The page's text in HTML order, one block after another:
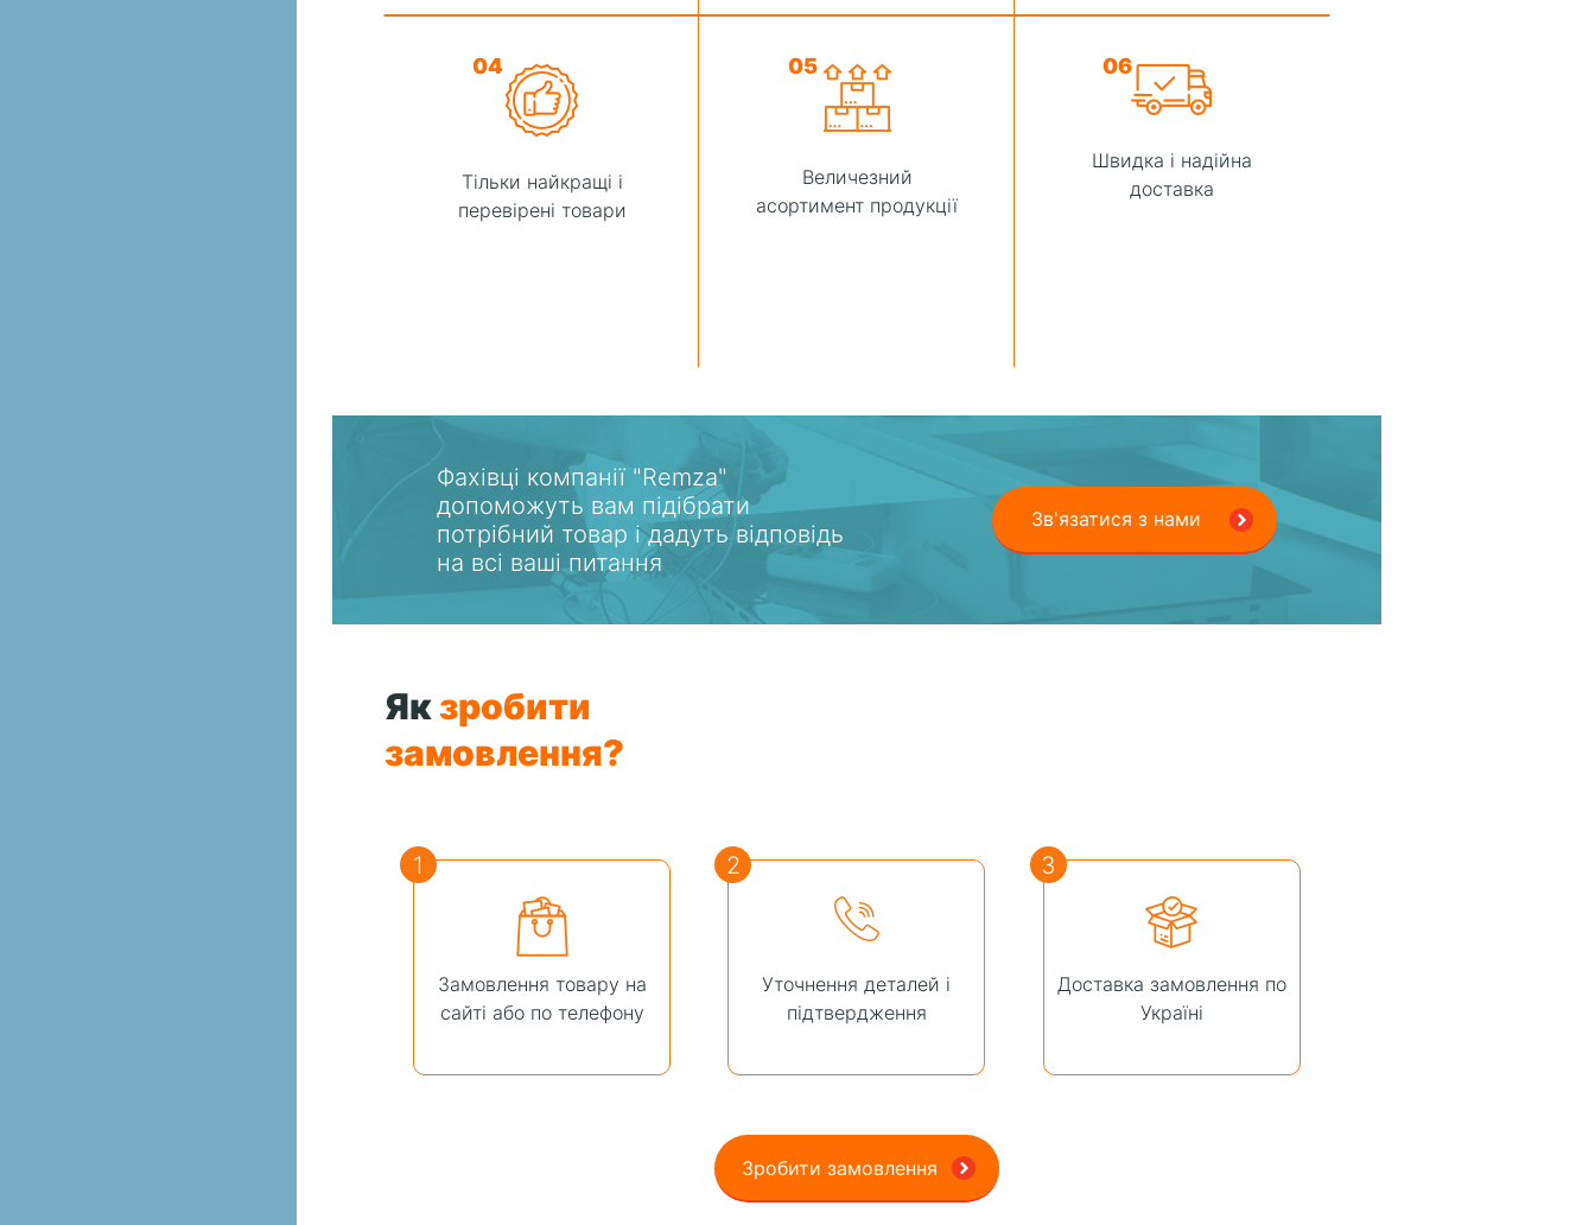
04
Тільки найкращі і
перевірені товари
05
Величезний
асортимент продукції
06
Швидка і надійна
доставка
Фахівці компанії "Remza"
допоможуть вам підібрати
потрібний товар і дадуть відповідь
на всі ваші питання
Зв'язатися з нами
Якзробити
замовлення?
1
Замовлення товару на
сайті або по телефону
2
Уточнення деталей і
підтвердження
3
Доставка замовлення по
Україні
Зробити замовлення